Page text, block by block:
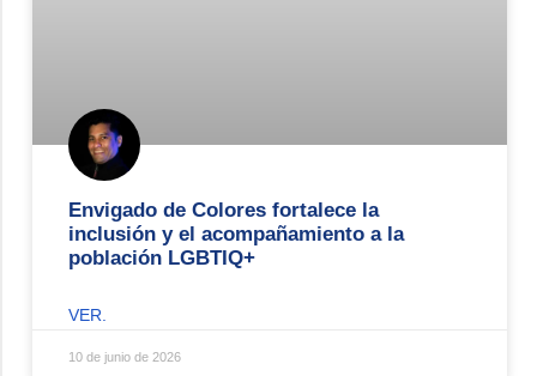
Envigado de Colores fortalece la
inclusión y el acompañamiento a la
población LGBTIQ+
VER.
10 de junio de 2026